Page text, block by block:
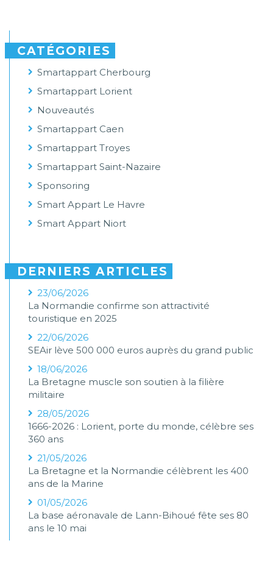
CATÉGORIES
Smartappart Cherbourg
Smartappart Lorient
Nouveautés
Smartappart Caen
Smartappart Troyes
Smartappart Saint-Nazaire
Sponsoring
Smart Appart Le Havre
Smart Appart Niort
DERNIERS ARTICLES
23/06/2026
La Normandie confirme son attractivité
touristique en 2025
22/06/2026
SEAir lève 500 000 euros auprès du grand public
18/06/2026
La Bretagne muscle son soutien à la filière
militaire
28/05/2026
1666-2026 : Lorient, porte du monde, célèbre ses
360 ans
21/05/2026
La Bretagne et la Normandie célèbrent les 400
ans de la Marine
01/05/2026
La base aéronavale de Lann-Bihoué fête ses 80
ans le 10 mai